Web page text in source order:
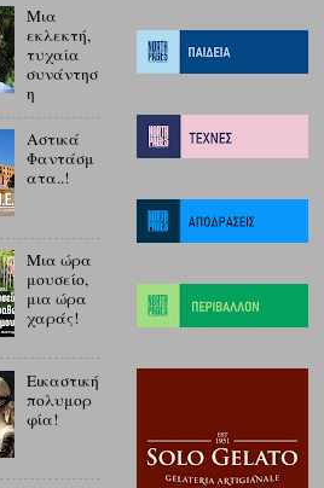
Μια
εκλεκτή,
τυχαία
συνάντησ
η
Αστικά
Φαντάσμ
ατα..!
Μια ώρα
μουσείο,
μια ώρα
χαράς!
Εικαστική
πολυμορ
φία!